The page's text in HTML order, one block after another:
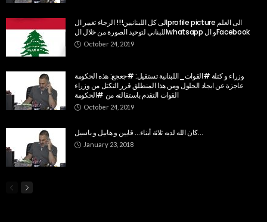
الى كل اللبنانيين!!! الرجاء تغيير الprofile picture الى العلم
اللبناني لتوحيد الصورة من خلال الwhatsapp و الFacebook
October 24, 2019
وزراء و كتلة #القوات_اللبنانية تستقيل: #جعجع: هذه الحكومة
عاجزة عن ايجاد الحلول ومن هذا المنطلق قرر التكتل من وزراء
القوات التقدم باستقالته من #الحكومة
October 24, 2019
كان الله لديه ثلاثة أبناء… قايين و هابيل و باسيل…
January 23, 2018